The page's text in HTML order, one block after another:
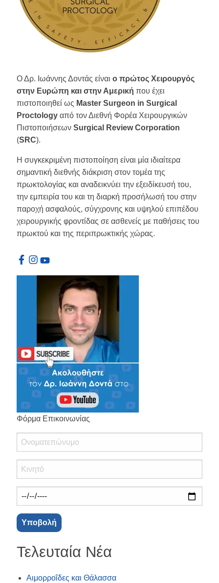
Ο Δρ. Ιωάννης Δοντάς είναι ο πρώτος Χειρουργός
στην Ευρώπη και στην Αμερική που έχει
πιστοποιηθεί ως Master Surgeon in Surgical
Proctology από τον Διεθνή Φορέα Χειρουργικών
Πιστοποιήσεων Surgical Review Corporation
(SRC).
Η συγκεκριμένη πιστοποίηση είναι μία ιδιαίτερα
σημαντική διεθνής διάκριση στον τομέα της
πρωκτολογίας και αναδεικνύει την εξειδίκευσή του,
την εμπειρία του και τη διαρκή προσήλωσή του στην
παροχή ασφαλούς, σύγχρονης και υψηλού επιπέδου
χειρουργικής φροντίδας σε ασθενείς με παθήσεις του
πρωκτού και της περιπρωκτικής χώρας.
Φόρμα Επικοινωνίας
Τελευταία Νέα
Αιμορροΐδες και Θάλασσα